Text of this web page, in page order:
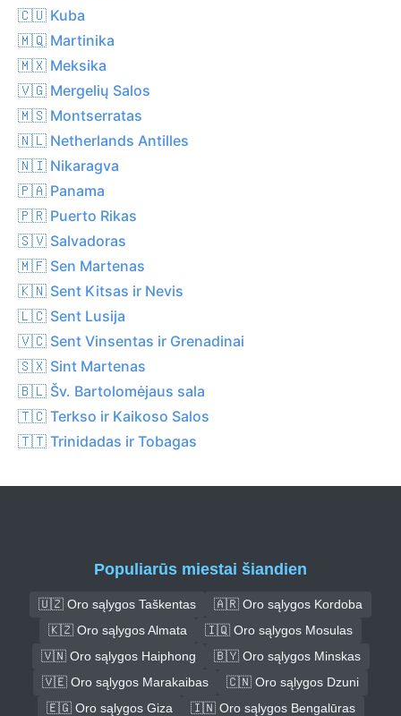
🇨🇺 Kuba
🇲🇶 Martinika
🇲🇽 Meksika
🇻🇬 Mergelių Salos
🇲🇸 Montserratas
🇳🇱 Netherlands Antilles
🇳🇮 Nikaragva
🇵🇦 Panama
🇵🇷 Puerto Rikas
🇸🇻 Salvadoras
🇲🇫 Sen Martenas
🇰🇳 Sent Kitsas ir Nevis
🇱🇨 Sent Lusija
🇻🇨 Sent Vinsentas ir Grenadinai
🇸🇽 Sint Martenas
🇧🇱 Šv. Bartolomėjaus sala
🇹🇨 Terkso ir Kaikoso Salos
🇹🇹 Trinidadas ir Tobagas
Populiarūs miestai šiandien
🇺🇿 Oro sąlygos Taškentas
🇦🇷 Oro sąlygos Kordoba
🇰🇿 Oro sąlygos Almata
🇮🇶 Oro sąlygos Mosulas
🇻🇳 Oro sąlygos Haiphong
🇧🇾 Oro sąlygos Minskas
🇻🇪 Oro sąlygos Marakaibas
🇨🇳 Oro sąlygos Dzuni
🇪🇬 Oro sąlygos Giza
🇮🇳 Oro sąlygos Bengalūras